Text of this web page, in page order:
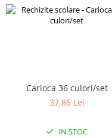
Carioca 36 culori/set
37,86 Lei
IN STOC